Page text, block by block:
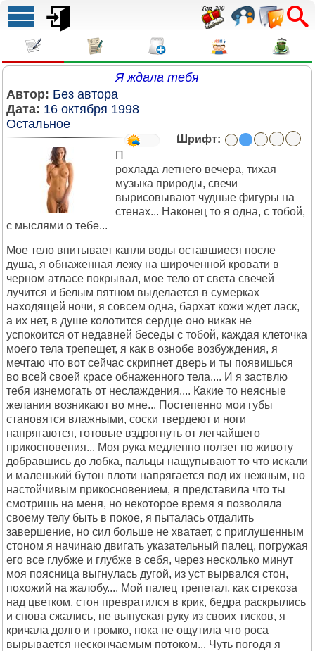
Я ждала тебя
Автор: Без автора
Дата: 16 октября 1998
Остальное
Шрифт:
П
рохлада летнего вечера, тихая
музыка природы, свечи
вырисовывают чудные фигуры на
стенах... Наконец то я одна, с тобой,
с мыслями о тебе...
Мое тело впитывает капли воды оставшиеся после
душа, я обнаженная лежу на широченной кровати в
черном атласе покрывал, мое тело от света свечей
лучится и белым пятном выделается в сумерках
находящей ночи, я совсем одна, бархат кожи ждет ласк,
а их нет, в душе колотится сердце оно никак не
успокоится от недавней беседы с тобой, каждая клеточка
моего тела трепещет, я как в ознобе возбуждения, я
мечтаю что вот сейчас скрипнет дверь и ты появишься
во всей своей красе обнаженного тела.... И я заствлю
тебя изнемогать от неслаждения.... Какие то неясные
желания возникают во мне... Постепенно мои губы
становятся влажными, соски твердеют и ноги
напрягаются, готовые вздрогнуть от легчайшего
прикосновения... Моя рука медленно ползет по животу
добравшись до лобка, пальцы нащупывают то что искали
и маленький бутон плоти напрягается под их нежным, но
настойчивым прикосновением, я представила что ты
смотришь на меня, но некоторое время я позволяла
своему телу быть в покое, я пыталась отдалить
завершение, но сил больше не хватает, с приглушенным
стоном я начинаю двигать указательный палец, погружая
его все глубже и глубже в себя, через несколько минут
моя поясница выгнулась дугой, из уст вырвался стон,
похожий на жалобу.... Мой палец трепетал, как стрекоза
над цветком, стон превратился в крик, бедра раскрылись
и снова сжались, не выпуская руку из своих тисков, я
кричала долго и громко, пока не ощутила что роса
вырывается нескончаемым потоком... Чуть погодя я